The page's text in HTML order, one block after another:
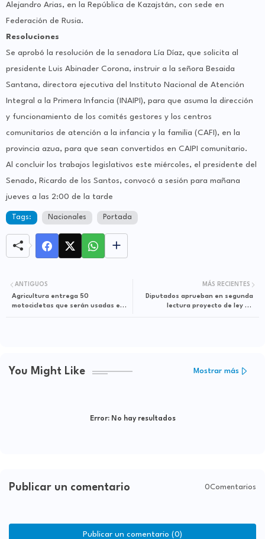
Alejandro Arias, en la República de Kazajstán, con sede en
Federación de Rusia.
Resoluciones
Se aprobó la resolución de la senadora Lía Díaz, que solicita al
presidente Luis Abinader Corona, instruir a la señora Besaida
Santana, directora ejecutiva del Instituto Nacional de Atención
Integral a la Primera Infancia (INAIPI), para que asuma la dirección
y funcionamiento de los comités gestores y los centros
comunitarios de atención a la infancia y la familia (CAFI), en la
provincia azua, para que sean convertidos en CAIPI comunitario.
Al concluir los trabajos legislativos este miércoles, el presidente del
Senado, Ricardo de los Santos, convocó a sesión para mañana
jueves a las 2:00 de la tarde
Tags: Nacionales Portada
MÁS RECIENTES
Diputados aprueban en segunda
lectura proyecto de ley de
ANTIGUOS
Agricultura entrega 50
motocicletas que serán usadas en
You Might Like Mostrar más
Error:No hay resultados
Publicar un comentario 0Comentarios
Publicar un comentario (0)